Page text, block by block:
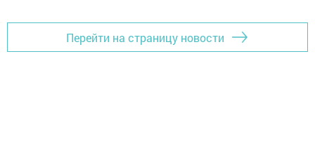
Перейти на страницу новости